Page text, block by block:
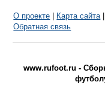
О проекте Карта сайта
Обратная связь
www.rufoot.ru -